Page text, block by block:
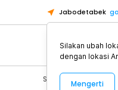
Jabodetabek
Smartphone & Tablet
Silakan ubah
dengan lokasi
Mengerti